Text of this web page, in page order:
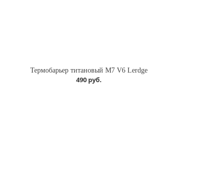
Термобарьер титановый M7 V6 Lerdge
490 руб.